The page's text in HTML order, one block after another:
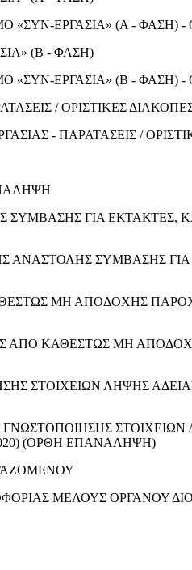
«ΣΥΝ-ΕΡΓΑΣΙΑ» (Α -
(Β - ΦΑΣΗ)
«ΣΥΝ-ΕΡΓΑΣΙΑ» (Β -
/ ΟΡΙΣΤΙΚΕΣ
- ΠΑΡΑΤΑΣΕΙΣ /
ΓΙΑ ΕΚΤΑΚΤΕΣ,
ΣΥΜΒΑΣΗΣ
ΜΗ ΑΠΟΔΟΧΗΣ
ΚΑΘΕΣΤΩΣ ΜΗ
ΣΤΟΙΧΕΙΩΝ ΛΗΨΗΣ
(ΟΡΘΗ ΕΠΑΝΑΛΗΨΗ)
ΜΕΛΟΥΣ ΟΡΓΑΝΟΥ